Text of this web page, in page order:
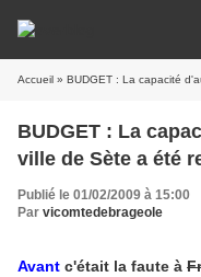
Accueil » BUDGET : La capacité
BUDGET : La
ville de Sète a été
Publié le 01/02/2009 à 15:00
Par vicomtedebrageole
Avant c'était la faute à